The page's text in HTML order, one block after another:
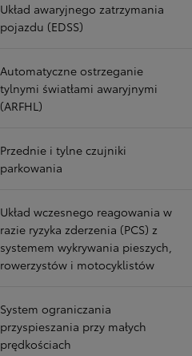
Układ awaryjnego zatrzymania
pojazdu (EDSS)
Automatyczne ostrzeganie
tylnymi światłami awaryjnymi
(ARFHL)
Przednie i tylne czujniki
parkowania
Układ wczesnego reagowania w
razie ryzyka zderzenia (PCS) z
systemem wykrywania pieszych,
rowerzystów i motocyklistów
System ograniczania
przyspieszania przy małych
prędkościach